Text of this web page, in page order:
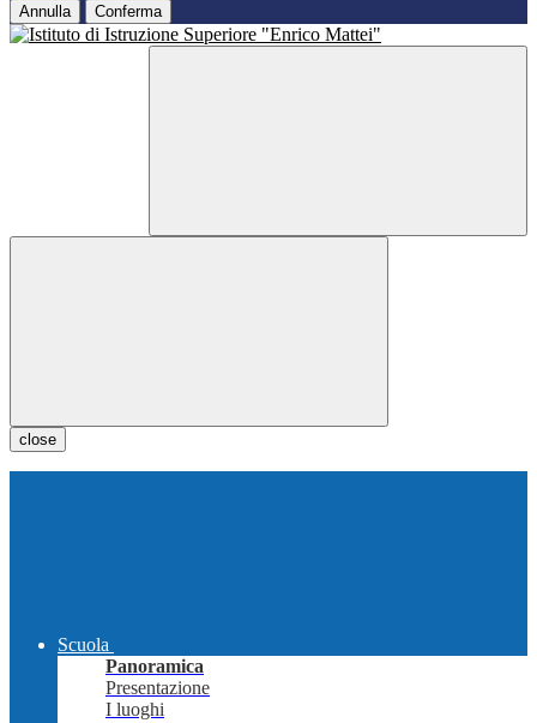
Annulla Conferma
close
Scuola
Panoramica
Presentazione
I luoghi